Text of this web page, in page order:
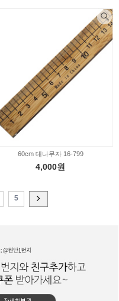
60cm 대나무자 16-799
4,000원
5